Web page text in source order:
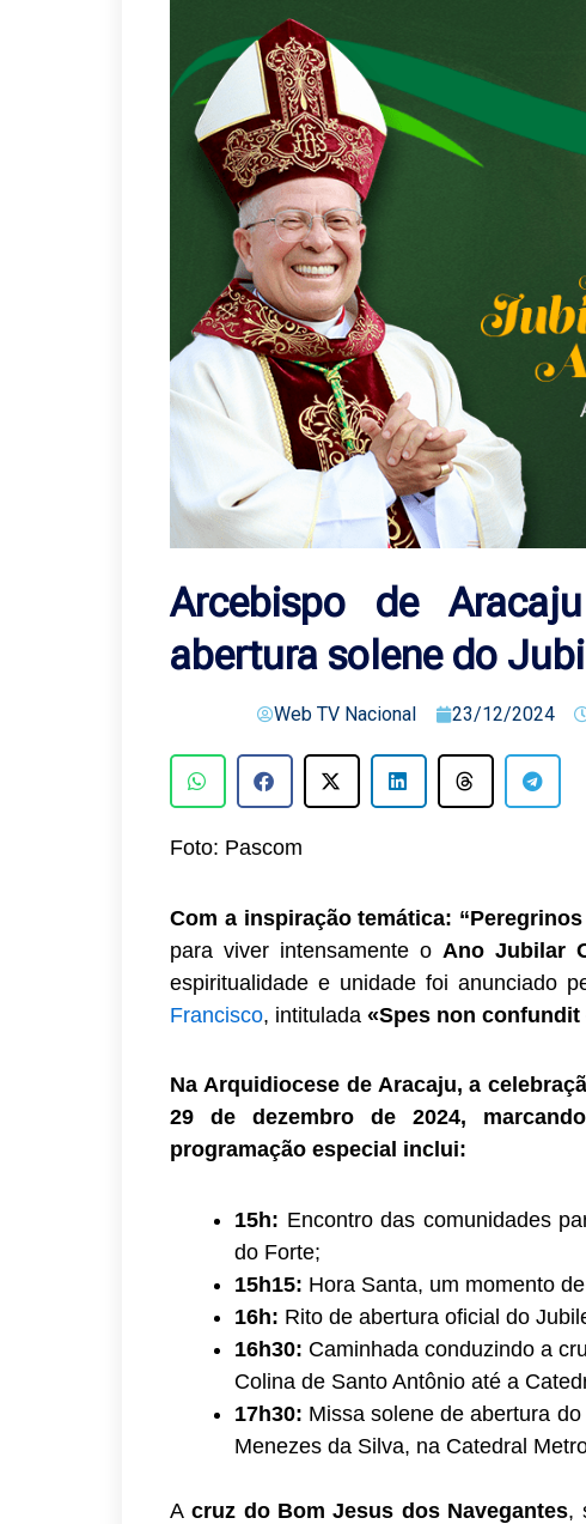
Arcebispo de
abertura solene do
Web TV Nacional 23/12/2024
Foto: Pascom
Com a inspiração temática:
para viver intensamente o Ano Jubilar
espiritualidade e unidade foi anunciado
Francisco, intitulada «Spes non confundit
Na Arquidiocese de Aracaju, a
29 de dezembro de 2024,
programação especial inclui:
15h: Encontro das comunidades
do Forte;
15h15: Hora Santa, um momento
16h: Rito de abertura oficial do
16h30: Caminhada conduzindo a
Colina de Santo Antônio até a
17h30: Missa solene de abertura
Menezes da Silva, na Catedral
Acruz do Bom Jesus dos Navegantes,